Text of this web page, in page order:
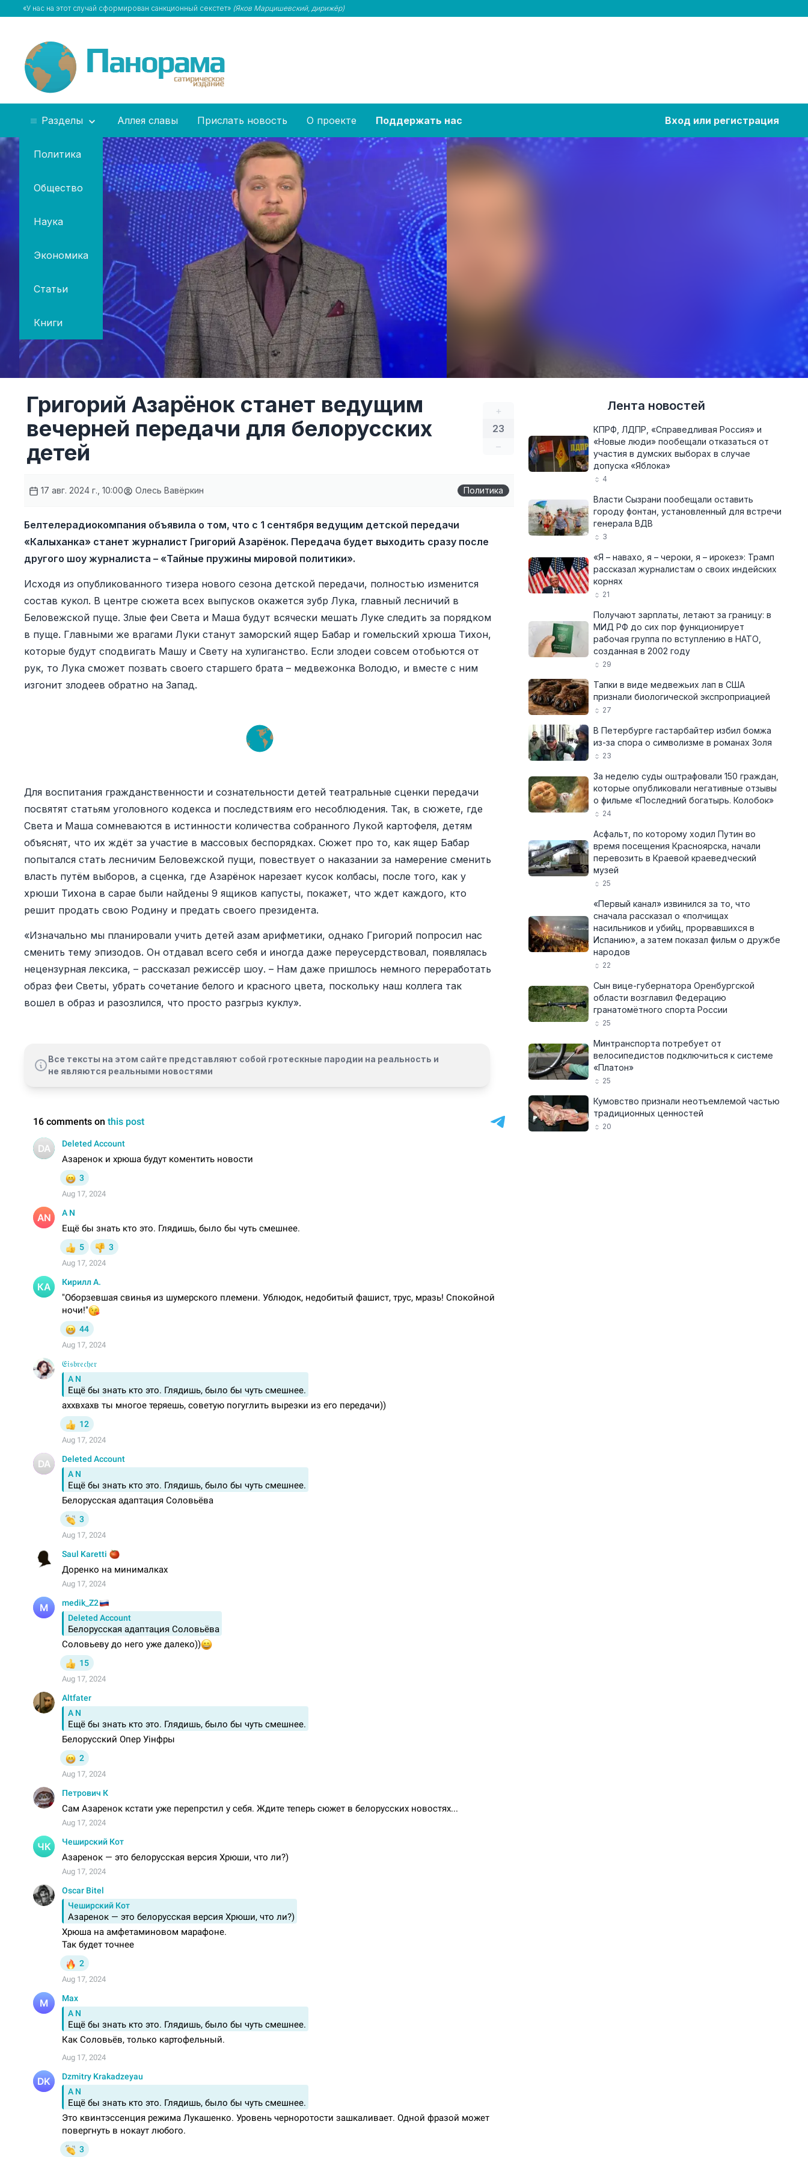
«У нас на этот случай сформирован санкционный секстет» (Яков Марцишевский, дирижёр)
Разделы
Политика
Общество
Наука
Экономика
Статьи
Книги
Аллея славы Прислать новость О проекте Поддержать нас Вход или регистрация
+
23
–
Григорий Азарёнок станет ведущим
вечерней передачи для белорусских
детей
17 авг. 2024 г., 10:00 Олесь Вавёркин Политика
Белтелерадиокомпания объявила о том, что с 1 сентября ведущим детской передачи
«Калыханка» станет журналист Григорий Азарёнок. Передача будет выходить сразу после
другого шоу журналиста – «Тайные пружины мировой политики».
Исходя из опубликованного тизера нового сезона детской передачи, полностью изменится
состав кукол. В центре сюжета всех выпусков окажется зубр Лука, главный лесничий в
Беловежской пуще. Злые феи Света и Маша будут всячески мешать Луке следить за порядком
в пуще. Главными же врагами Луки станут заморский ящер Бабар и гомельский хрюша Тихон,
которые будут сподвигать Машу и Свету на хулиганство. Если злодеи совсем отобьются от
рук, то Лука сможет позвать своего старшего брата – медвежонка Володю, и вместе с ним
изгонит злодеев обратно на Запад.
Для воспитания гражданственности и сознательности детей театральные сценки передачи
посвятят статьям уголовного кодекса и последствиям его несоблюдения. Так, в сюжете, где
Света и Маша сомневаются в истинности количества собранного Лукой картофеля, детям
объяснят, что их ждёт за участие в массовых беспорядках. Сюжет про то, как ящер Бабар
попытался стать лесничим Беловежской пущи, повествует о наказании за намерение сменить
власть путём выборов, а сценка, где Азарёнок нарезает кусок колбасы, после того, как у
хрюши Тихона в сарае были найдены 9 ящиков капусты, покажет, что ждет каждого, кто
решит продать свою Родину и предать своего президента.
«Изначально мы планировали учить детей азам арифметики, однако Григорий попросил нас
сменить тему эпизодов. Он отдавал всего себя и иногда даже переусердствовал, появлялась
нецензурная лексика, – рассказал режиссёр шоу. – Нам даже пришлось немного переработать
образ феи Светы, убрать сочетание белого и красного цвета, поскольку наш коллега так
вошел в образ и разозлился, что просто разгрыз куклу».
Все тексты на этом сайте представляют собой гротескные пародии на реальность и
не являются реальными новостями
Лента новостей
КПРФ, ЛДПР, «Справедливая Россия» и
«Новые люди» пообещали отказаться от
участия в думских выборах в случае
допуска «Яблока»
4
Власти Сызрани пообещали оставить
городу фонтан, установленный для встречи
генерала ВДВ
3
«Я – навахо, я – чероки, я – ирокез»: Трамп
рассказал журналистам о своих индейских
корнях
21
Получают зарплаты, летают за границу: в
МИД РФ до сих пор функционирует
рабочая группа по вступлению в НАТО,
созданная в 2002 году
29
Тапки в виде медвежьих лап в США
признали биологической экспроприацией
27
В Петербурге гастарбайтер избил бомжа
из-за спора о символизме в романах Золя
23
За неделю суды оштрафовали 150 граждан,
которые опубликовали негативные отзывы
о фильме «Последний богатырь. Колобок»
24
Асфальт, по которому ходил Путин во
время посещения Красноярска, начали
перевозить в Краевой краеведческий
музей
25
«Первый канал» извинился за то, что
сначала рассказал о «полчищах
насильников и убийц, прорвавшихся в
Испанию», а затем показал фильм о дружбе
народов
22
Сын вице-губернатора Оренбургской
области возглавил Федерацию
гранатомётного спорта России
25
Минтранспорта потребует от
велосипедистов подключиться к системе
«Платон»
25
Кумовство признали неотъемлемой частью
традиционных ценностей
20